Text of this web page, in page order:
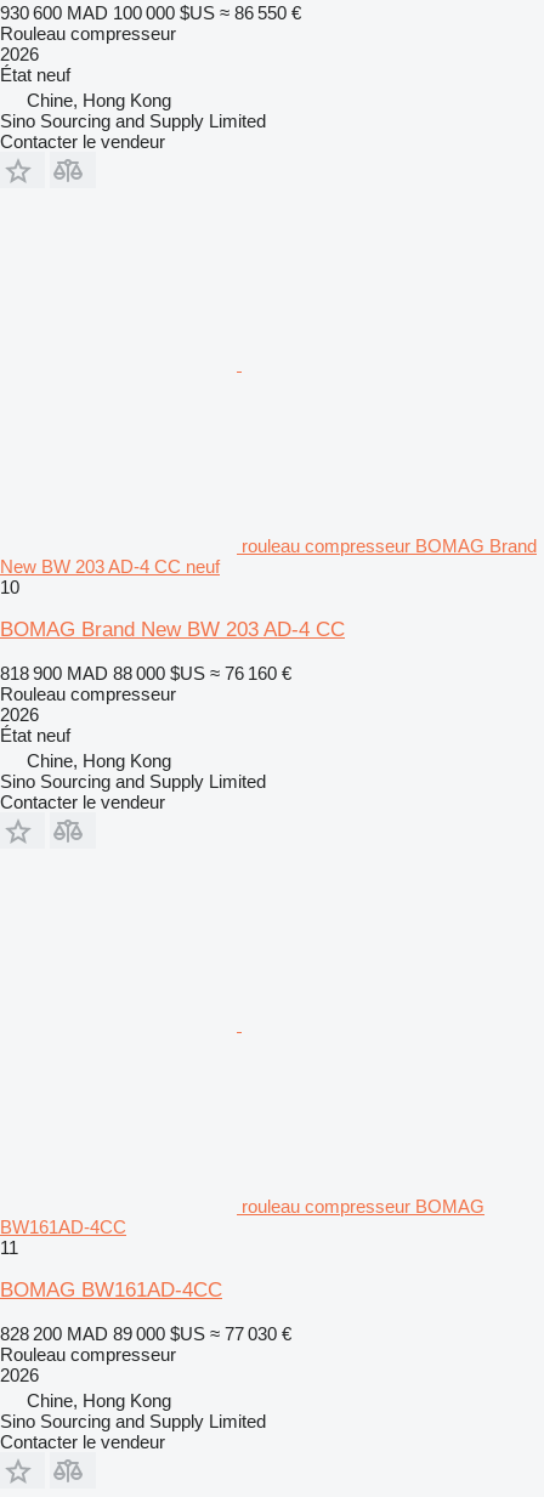
930 600 MAD 100 000 $US ≈ 86 550 €
Rouleau compresseur
2026
État neuf
Chine, Hong Kong
Sino Sourcing and Supply Limited
Contacter le vendeur
rouleau compresseur BOMAG Brand
New BW 203 AD-4 CC neuf
10
BOMAG Brand New BW 203 AD-4 CC
818 900 MAD 88 000 $US ≈ 76 160 €
Rouleau compresseur
2026
État neuf
Chine, Hong Kong
Sino Sourcing and Supply Limited
Contacter le vendeur
rouleau compresseur BOMAG
BW161AD-4CC
11
BOMAG BW161AD-4CC
828 200 MAD 89 000 $US ≈ 77 030 €
Rouleau compresseur
2026
Chine, Hong Kong
Sino Sourcing and Supply Limited
Contacter le vendeur